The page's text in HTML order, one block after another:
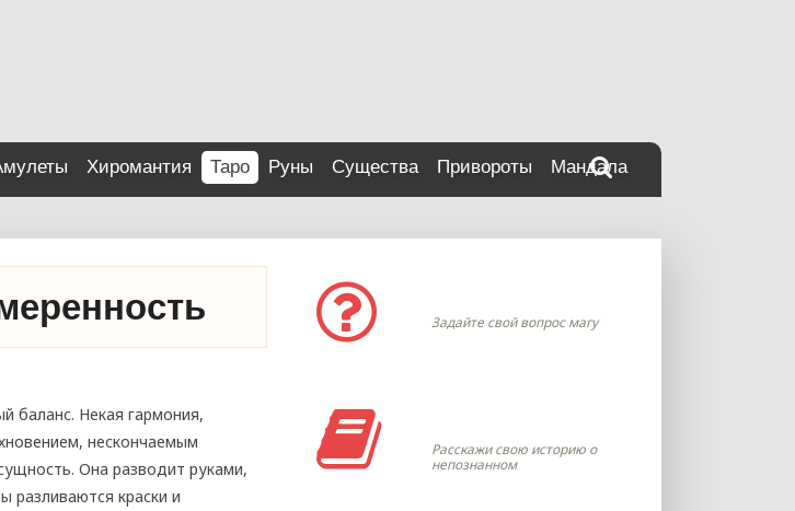
Хиромантия Таро Руны Существа Привороты Мандала
баланс. Некая гармония,
нескончаемым
Она разводит руками,
разливаются краски и
Задайте свой вопрос магу
Расскажи свою историю о
непознанном